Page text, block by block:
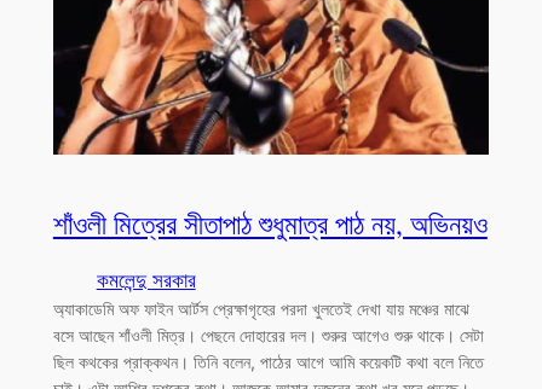
শাঁওলী মিত্রের সীতাপাঠ শুধুমাত্র পাঠ নয়, অভিনয়ও
কমলেন্দু সরকার
অ্যাকাডেমি অফ ফাইন আর্টস প্রেক্ষাগৃহের পরদা খুলতেই দেখা যায় মঞ্চের মাঝে
বসে আছেন শাঁওলী মিত্র। পেছনে দোহারের দল। শুরুর আগেও শুরু থাকে। সেটা
ছিল কথকের প্রাক্কথন। তিনি বলেন, পাঠের আগে আমি কয়েকটি কথা বলে নিতে